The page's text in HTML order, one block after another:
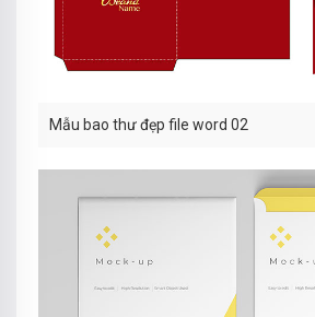
Mẫu bao thư đẹp file word 02